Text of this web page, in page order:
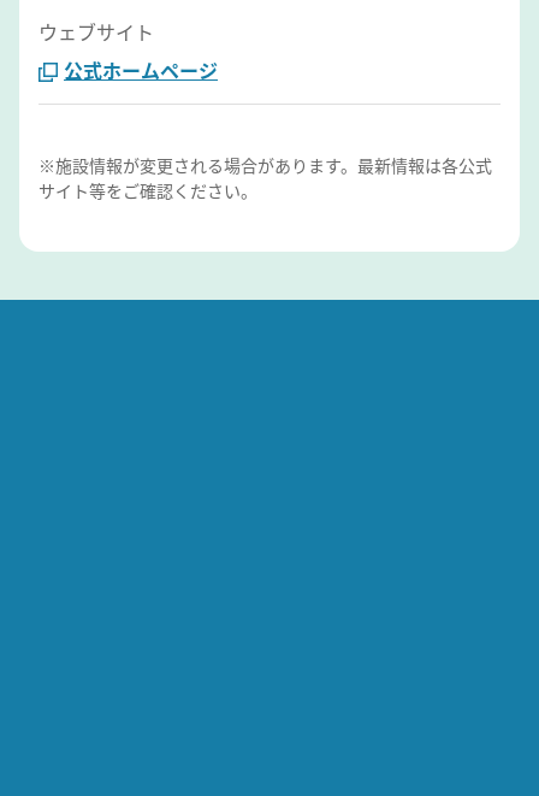
ウェブサイト
公式ホームページ
※施設情報が変更される場合があります。最新情報は各公式
サイト等をご確認ください。